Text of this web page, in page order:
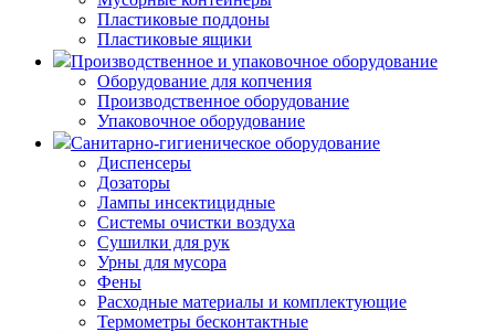
Пластиковые поддоны
Пластиковые ящики
Производственное и упаковочное оборудование
Оборудование для копчения
Производственное оборудование
Упаковочное оборудование
Санитарно-гигиеническое оборудование
Диспенсеры
Дозаторы
Лампы инсектицидные
Системы очистки воздуха
Сушилки для рук
Урны для мусора
Фены
Расходные материалы и комплектующие
Термометры бесконтактные